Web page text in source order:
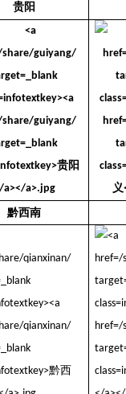
贵阳
黔西南